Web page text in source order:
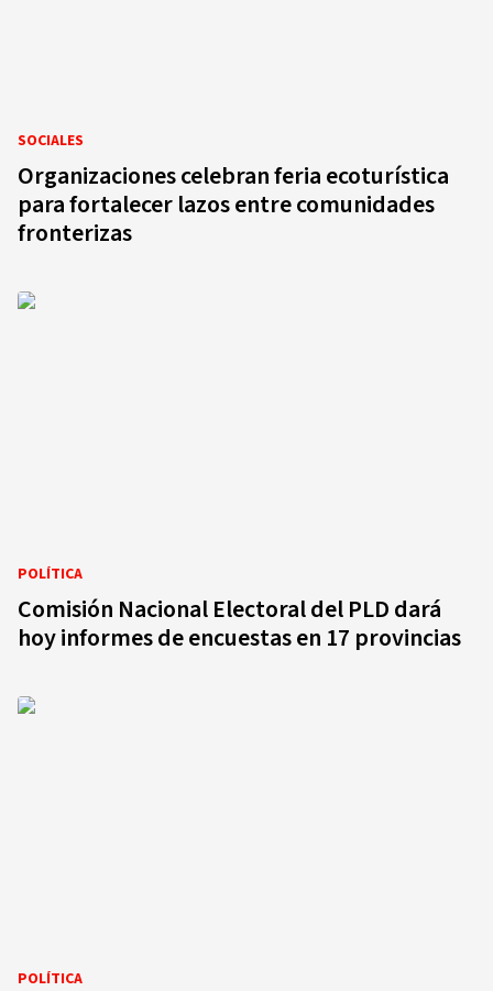
SOCIALES
Organizaciones celebran feria ecoturística
para fortalecer lazos entre comunidades
fronterizas
POLÍTICA
Comisión Nacional Electoral del PLD dará
hoy informes de encuestas en 17 provincias
POLÍTICA